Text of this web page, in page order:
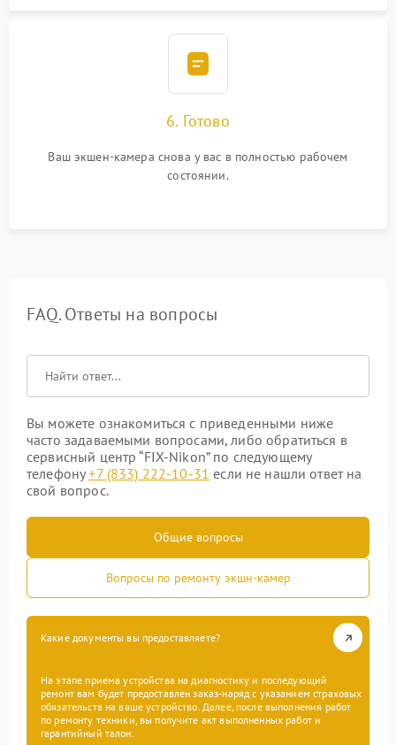
6. Готово
Ваш экшен-камера снова у вас в полностью рабочем
состоянии.
FAQ. Ответы на вопросы
Вы можете ознакомиться с приведенными ниже
часто задаваемыми вопросами, либо обратиться в
сервисный центр “FIX-Nikon” по следующему
телефону+7 (833) 222-10-31 если не нашли ответ на
свой вопрос.
Общие вопросы
Вопросы по ремонту экшн-камер
Какие документы вы предоставляете?
На этапе приема устройства на диагностику и последующий
ремонт вам будет предоставлен заказ-наряд с указанием страховых
обязательств на ваше устройство. Далее, после выполнения работ
по ремонту техники, вы получите акт выполненных работ и
гарантийный талон.